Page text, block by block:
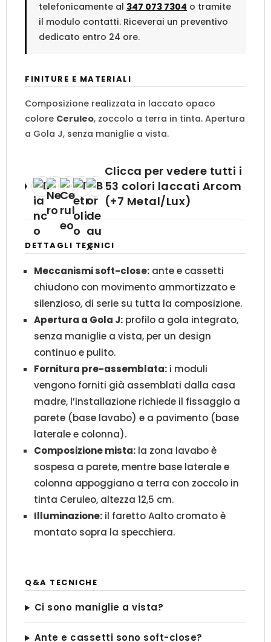
telefonicamente al 347 073 7304 o tramite
il modulo contatti. Riceverai un preventivo
dedicato entro 24 ore.
FINITURE E MATERIALI
Composizione realizzata in laccato opaco
colore Ceruleo, zoccolo a terra in tinta. Apertura
a Gola J, senza maniglie a vista.
Clicca per vedere tutti i
53 colori laccati Arcom
(+7 Metal/Lux)
DETTAGLI TECNICI
Meccanismi soft-close: ante e cassetti
chiudono con movimento ammortizzato e
silenzioso, di serie su tutta la composizione.
Apertura a Gola J: profilo a gola integrato,
senza maniglie a vista, per un design
continuo e pulito.
Fornitura pre-assemblata: i moduli
vengono forniti già assemblati dalla casa
madre, l’installazione richiede il fissaggio a
parete (base lavabo) e a pavimento (base
laterale e colonna).
Composizione mista: la zona lavabo è
sospesa a parete, mentre base laterale e
colonna appoggiano a terra con zoccolo in
tinta Ceruleo, altezza 12,5 cm.
Illuminazione: il faretto Aalto cromato è
montato sopra la specchiera.
Q&A TECNICHE
Ci sono maniglie a vista?
Ante e cassetti sono soft-close?